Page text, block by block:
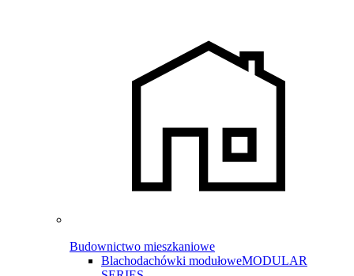
Budownictwo mieszkaniowe
Blachodachówki modułoweMODULAR